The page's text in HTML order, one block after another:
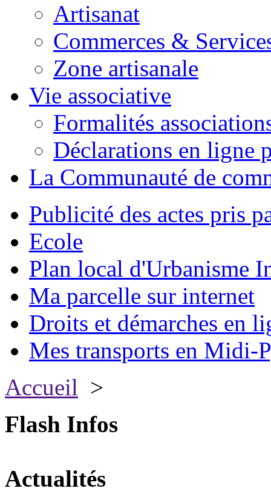
Artisanat
Commerces &
Zone artisanale
Vie associative
Formalités
Déclarations en ligne
La Communauté de
Publicité des actes pris
Ecole
Plan local d'Urbanisme
Ma parcelle sur internet
Droits et démarches en
Mes transports en Midi-
Accueil >
Flash Infos
Actualités